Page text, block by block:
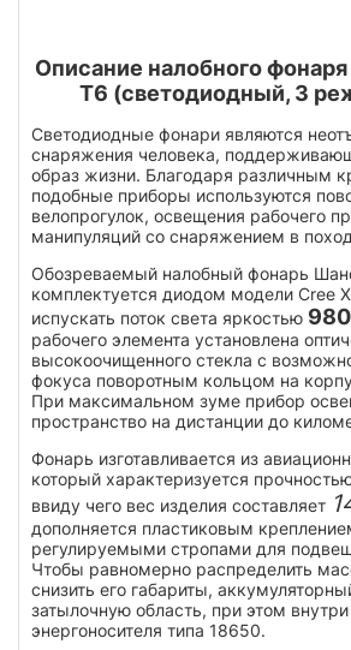
Описание налобного
Т6 (светодиодный, 3
Светодиодные фонари являются
снаряжения человека,
образ жизни. Благодаря различным
подобные приборы используются
велопрогулок, освещения рабочего
манипуляций со снаряжением в
Обозреваемый налобный фонарь
комплектуется диодом модели Cree
испускать поток света яркостью
рабочего элемента установлена
высокоочищенного стекла с
фокуса поворотным кольцом на
При максимальном зуме прибор
пространство на дистанции до
Фонарь изготавливается из
который характеризуется
ввиду чего вес изделия составляет
дополняется пластиковым
регулируемыми стропами для
Чтобы равномерно распределить
снизить его габариты,
затылочную область, при этом
энергоносителя типа 18650.